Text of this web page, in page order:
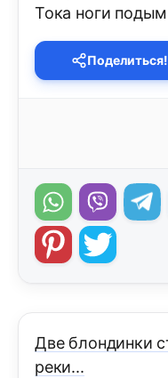
Тока ноги
Поделиться!
Две блондинки
реки...